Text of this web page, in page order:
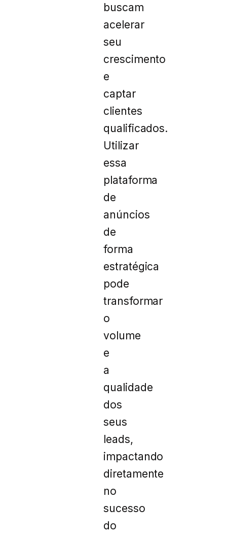
buscam
acelerar
seu
crescimento
e
captar
clientes
qualificados.
Utilizar
essa
plataforma
de
anúncios
de
forma
estratégica
pode
transformar
o
volume
e
a
qualidade
dos
seus
leads,
impactando
diretamente
no
sucesso
do